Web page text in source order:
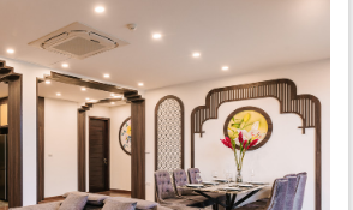
ánh sáng và không khí trong lành
thiết kế với phong cách hiện đại,
nội thất được sử dụng tương tự
sự đồng bộ nhưng vẫn tạo nên sự
quý khách có thể chọn các căn
ý mình.